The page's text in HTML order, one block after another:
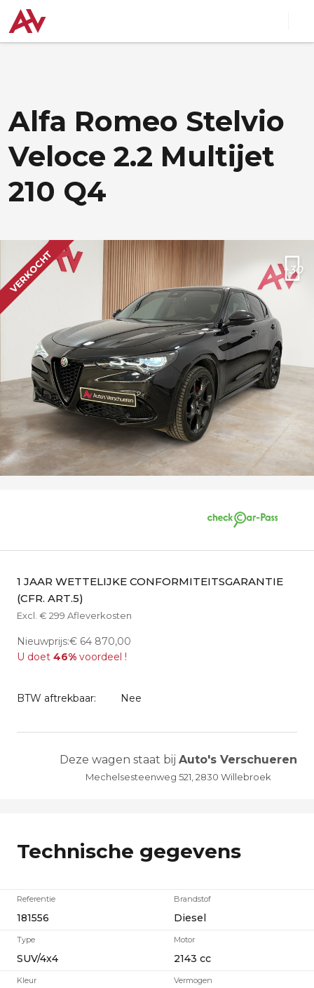
Alfa Romeo Stelvio
Veloce 2.2 Multijet
210 Q4
VERKOCHT +30
1 JAAR WETTELIJKE CONFORMITEITSGARANTIE
(CFR. ART.5)
Excl. € 299 Afleverkosten
Nieuwprijs:€ 64 870,00
U doet 46% voordeel !
BTW aftrekbaar: Nee
Deze wagen staat bij Auto's Verschueren
Mechelsesteenweg 521, 2830 Willebroek
Technische gegevens
Referentie
181556
Type
SUV/4x4
Kleur
Brandstof
Diesel
Motor
2143 cc
Vermogen